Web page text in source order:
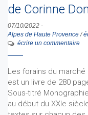
de Corinne
07/10/2022 -
Alpes de Haute Provence/
écrire un commentaire
Les forains du marché
est un livre de 280
Sous-titré
au début du XXIe